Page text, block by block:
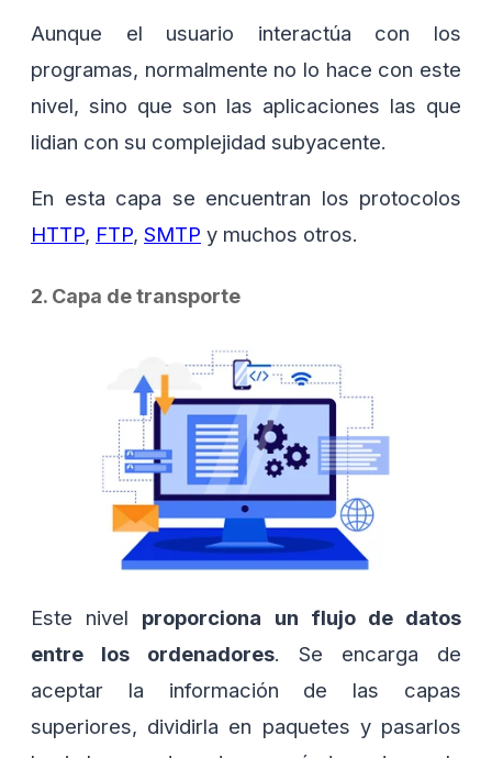
Aunque el usuario interactúa con los
programas, normalmente no lo hace con este
nivel, sino que son las aplicaciones las que
lidian con su complejidad subyacente.
En esta capa se encuentran los protocolos
HTTP, FTP, SMTP y muchos otros.
2. Capa de transporte
Este nivel proporciona un flujo de datos
entre los ordenadores. Se encarga de
aceptar la información de las capas
superiores, dividirla en paquetes y pasarlos